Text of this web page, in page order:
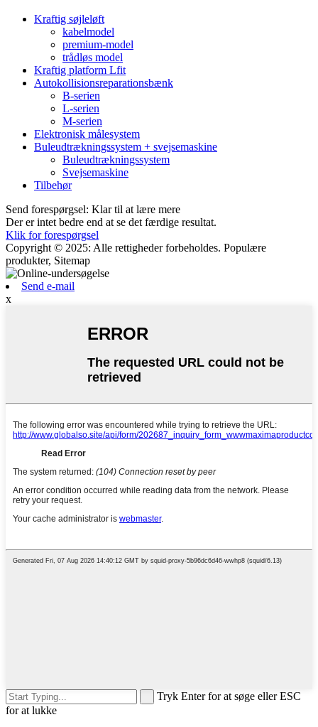
Kraftig søjleløft
kabelmodel
premium-model
trådløs model
Kraftig platform Lfit
Autokollisionsreparationsbænk
B-serien
L-serien
M-serien
Elektronisk målesystem
Buleudtrækningssystem + svejsemaskine
Buleudtrækningssystem
Svejsemaskine
Tilbehør
Send forespørgsel: Klar til at lære mere
Der er intet bedre end at se det færdige resultat.
Klik for forespørgsel
Copyright © 2025: Alle rettigheder forbeholdes. Populære
produkter, Sitemap
Send e-mail
x
Tryk Enter for at søge eller ESC
for at lukke